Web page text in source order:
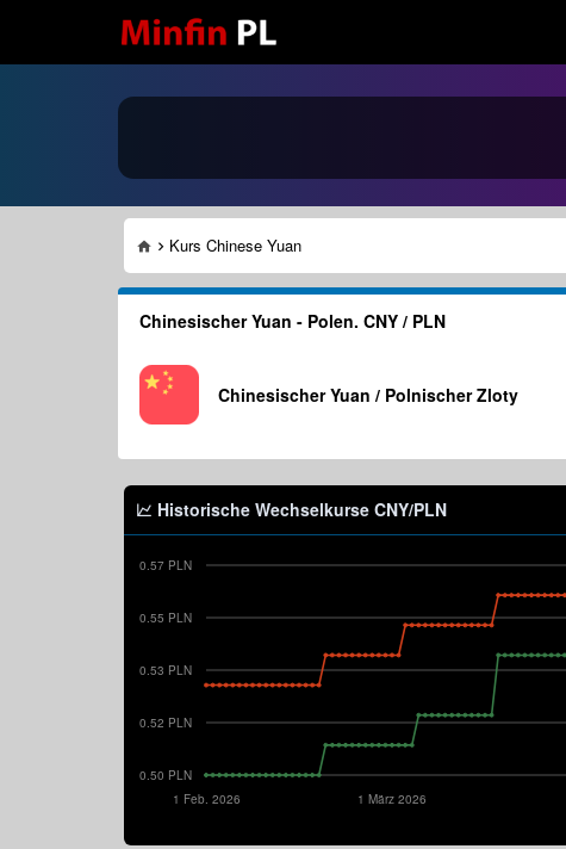
Kurs Chinese Yuan
Chinesischer Yuan - Polen. CNY / PLN
Chinesischer Yuan / Polnischer Zloty
Historische Wechselkurse CNY/PLN
0.50 PLN
0.52 PLN
0.53 PLN
0.55 PLN
0.57 PLN
1 März 2026
1 Feb. 2026